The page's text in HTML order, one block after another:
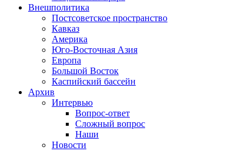
Внешполитика
Постсоветское пространство
Кавказ
Америка
Юго-Восточная Азия
Европа
Большой Восток
Каспийский бассейн
Архив
Интервью
Вопрос-ответ
Сложный вопрос
Наши
Новости